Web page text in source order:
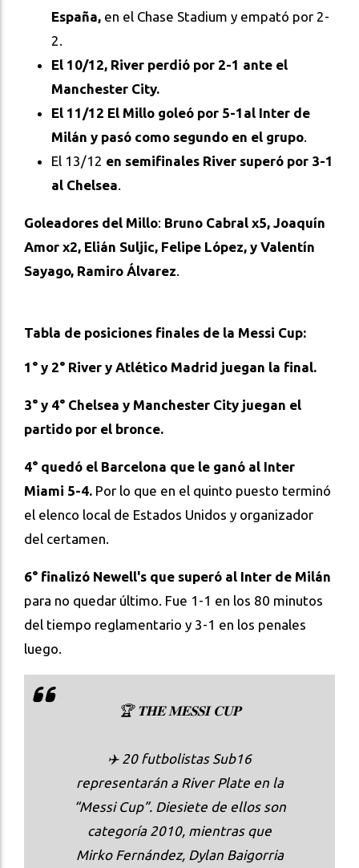
España, en el Chase Stadium y empató por 2-
2.
El 10/12, River perdió por 2-1 ante el
Manchester City.
El 11/12 El Millo goleó por 5-1al Inter de
Milán y pasó como segundo en el grupo
El 13/12 en semifinales River superó por 3-1
al Chelsea
Goleadores del Millo: Bruno Cabral x5, Joaquín
Amor x2, Elián Suljic, Felipe López, y Valentín
Sayago, Ramiro Álvarez
Tabla de posiciones finales de la Messi Cup:
1° y 2° River y Atlético Madrid juegan la final.
3° y 4° Chelsea y Manchester City juegan el
partido por el bronce.
4° quedó el Barcelona que le ganó al Inter
Miami 5-4. Por lo que en el quinto puesto terminó
el elenco local de Estados Unidos y organizador
del certamen.
6° finalizó Newell's que superó al Inter de Milán
para no quedar último. Fue 1-1 en los 80 minutos
del tiempo reglamentario y 3-1 en los penales
luego.
🏆 𝐓𝐇𝐄 𝐌𝐄𝐒𝐒𝐈 𝐂𝐔𝐏
✈️ 20 futbolistas Sub16
representarán a River Plate en la
“Messi Cup”. Diesiete de ellos son
categoría 2010, mientras que
Mirko Fernández, Dylan Baigorria